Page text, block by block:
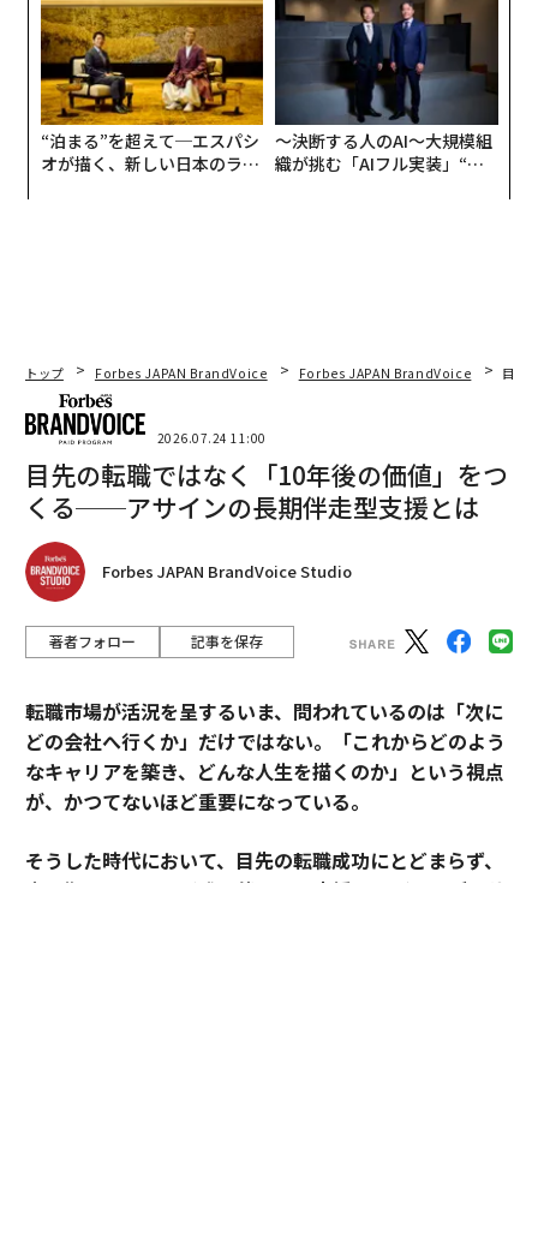
“泊まる”を超えて─エスパシ
オが描く、新しい日本のラグ
〜決断する人のAI〜大規模組
織が挑む「AIフル実装」“使
トップ Forbes JAPAN BrandVoice Forbes JAPAN BrandVoice 目先
2026.07.24 11:00
目先の転職ではなく「10年後の価値」をつ
くる──アサインの長期伴走型支援とは
Forbes JAPAN BrandVoice Studio
著者フォロー 記事を保存
転職市場が活況を呈するいま、問われているのは「次に
どの会社へ行くか」だけではない。「これからどのよう
なキャリアを築き、どんな人生を描くのか」という視点
が、かつてないほど重要になっている。
そうした時代において、目先の転職成功にとどまらず、
中長期のキャリア形成に伴走する支援を掲げるのがアサ